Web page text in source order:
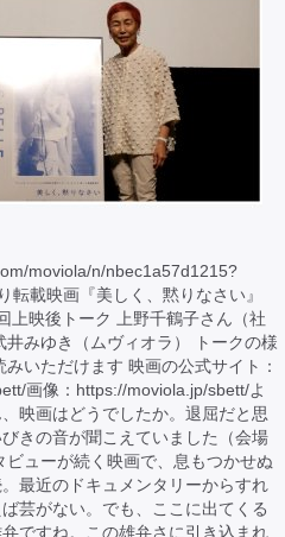
moviola/n/nbec1a57d1215?
転載映画『美しく、黙りなさい』
上映後トーク 上野千鶴子さん（社
井みゆき（ムヴィオラ） トークの様
いただけます 映画の公式サイト：
画像：https://moviola.jp/sbett/よ
映画はどうでしたか。退屈だと思
きの音が聞こえていました（会場
ビューが続く映画で、息もつかせぬ
最近のドキュメンタリーからすれ
芸がない。でも、ここに出てくる
ですね。この雄弁さに引き込まれ